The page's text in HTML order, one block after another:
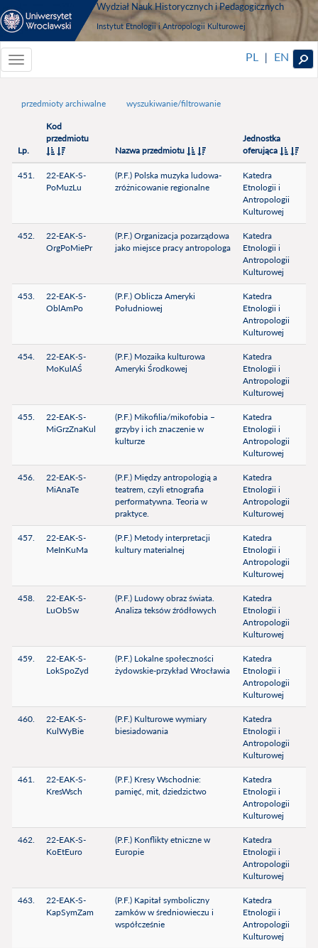
Wydział Nauk Historycznych i Pedagogicznych
Instytut Etnologii i Antropologii Kulturowej
Toggle
navigationToggle
PL | EN
przedmioty archiwalne wyszukiwanie/filtrowanie
Lp.
Kod
przedmiotu
Nazwa przedmiotu
Jednostka
oferująca
451.
22-EAK-S-
PoMuzLu
(P.F.) Polska muzyka ludowa-
zróżnicowanie regionalne
Katedra
Etnologii i
Antropologii
Kulturowej
452.
22-EAK-S-
OrgPoMiePr
(P.F.) Organizacja pozarządowa
jako miejsce pracy antropologa
Katedra
Etnologii i
Antropologii
Kulturowej
453.
22-EAK-S-
OblAmPo
(P.F.) Oblicza Ameryki
Południowej
Katedra
Etnologii i
Antropologii
Kulturowej
454.
22-EAK-S-
MoKulAŚ
(P.F.) Mozaika kulturowa
Ameryki Środkowej
Katedra
Etnologii i
Antropologii
Kulturowej
455.
22-EAK-S-
MiGrzZnaKul
(P.F.) Mikofilia/mikofobia –
grzyby i ich znaczenie w
kulturze
Katedra
Etnologii i
Antropologii
Kulturowej
456.
22-EAK-S-
MiAnaTe
(P.F.) Między antropologią a
teatrem, czyli etnografia
performatywna. Teoria w
praktyce.
Katedra
Etnologii i
Antropologii
Kulturowej
457.
22-EAK-S-
MeInKuMa
(P.F.) Metody interpretacji
kultury materialnej
Katedra
Etnologii i
Antropologii
Kulturowej
458.
22-EAK-S-
LuObSw
(P.F.) Ludowy obraz świata.
Analiza teksów źródłowych
Katedra
Etnologii i
Antropologii
Kulturowej
459.
22-EAK-S-
LokSpoZyd
(P.F.) Lokalne społeczności
żydowskie-przykład Wrocławia
Katedra
Etnologii i
Antropologii
Kulturowej
460.
22-EAK-S-
KulWyBie
(P.F.) Kulturowe wymiary
biesiadowania
Katedra
Etnologii i
Antropologii
Kulturowej
461.
22-EAK-S-
KresWsch
(P.F.) Kresy Wschodnie:
pamięć, mit, dziedzictwo
Katedra
Etnologii i
Antropologii
Kulturowej
462.
22-EAK-S-
KoEtEuro
(P.F.) Konflikty etniczne w
Europie
Katedra
Etnologii i
Antropologii
Kulturowej
463.
22-EAK-S-
KapSymZam
(P.F.) Kapitał symboliczny
zamków w średniowieczu i
współcześnie
Katedra
Etnologii i
Antropologii
Kulturowej